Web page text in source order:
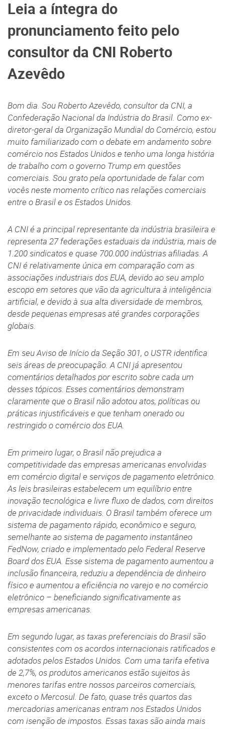
Leia a íntegra do
pronunciamento feito pelo
consultor da CNI Roberto
Azevêdo
Bom dia. Sou Roberto Azevêdo, consultor da CNI, a
Confederação Nacional da Indústria do Brasil. Como ex-
diretor-geral da Organização Mundial do Comércio, estou
muito familiarizado com o debate em andamento sobre
comércio nos Estados Unidos e tenho uma longa história
de trabalho com o governo Trump em questões
comerciais. Sou grato pela oportunidade de falar com
vocês neste momento crítico nas relações comerciais
entre o Brasil e os Estados Unidos.
A CNI é a principal representante da indústria brasileira e
representa 27 federações estaduais da indústria, mais de
1.200 sindicatos e quase 700.000 indústrias afiliadas. A
CNI é relativamente única em comparação com as
associações industriais dos EUA, devido ao seu amplo
escopo em setores que vão da agricultura à inteligência
artificial, e devido à sua alta diversidade de membros,
desde pequenas empresas até grandes corporações
globais.
Em seu Aviso de Início da Seção 301, o USTR identifica
seis áreas de preocupação. A CNI já apresentou
comentários detalhados por escrito sobre cada um
desses tópicos. Esses comentários demonstram
claramente que o Brasil não adotou atos, políticas ou
práticas injustificáveis e que tenham onerado ou
restringido o comércio dos EUA.
Em primeiro lugar, o Brasil não prejudica a
competitividade das empresas americanas envolvidas
em comércio digital e serviços de pagamento eletrônico.
As leis brasileiras estabelecem um equilíbrio entre
inovação tecnológica e livre fluxo de dados, com direitos
de privacidade individuais. O Brasil também oferece um
sistema de pagamento rápido, econômico e seguro,
semelhante ao sistema de pagamento instantâneo
FedNow, criado e implementado pelo Federal Reserve
Board dos EUA. Esse sistema de pagamento aumentou a
inclusão financeira, reduziu a dependência de dinheiro
físico e aumentou a eficiência no varejo e no comércio
eletrônico – beneficiando significativamente as
empresas americanas.
Em segundo lugar, as taxas preferenciais do Brasil são
consistentes com os acordos internacionais ratificados e
adotados pelos Estados Unidos. Com uma tarifa efetiva
de 2,7%, os produtos americanos estão sujeitos às
menores tarifas entre nossos parceiros comerciais,
exceto o Mercosul. De fato, quase três quartos das
mercadorias americanas entram nos Estados Unidos
com isenção de impostos. Essas taxas são ainda mais